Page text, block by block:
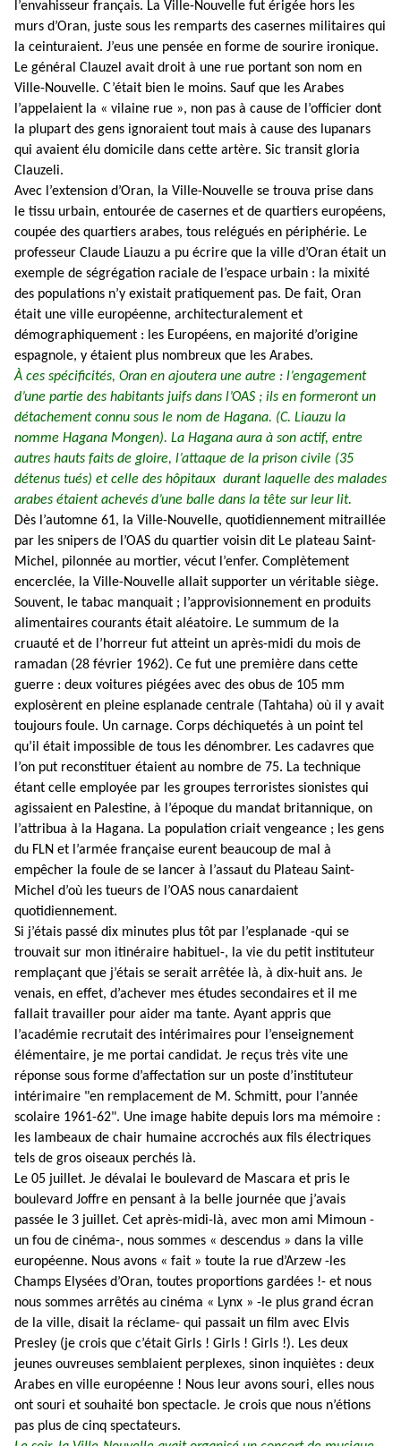
l’envahisseur français. La Ville-Nouvelle fut érigée hors les
murs d’Oran, juste sous les remparts des casernes militaires qui
la ceinturaient. J’eus une pensée en forme de sourire ironique.
Le général Clauzel avait droit à une rue portant son nom en
Ville-Nouvelle. C’était bien le moins. Sauf que les Arabes
l’appelaient la « vilaine rue », non pas à cause de l’officier dont
la plupart des gens ignoraient tout mais à cause des lupanars
qui avaient élu domicile dans cette artère. Sic transit gloria
Clauzeli.
Avec l’extension d’Oran, la Ville-Nouvelle se trouva prise dans
le tissu urbain, entourée de casernes et de quartiers européens,
coupée des quartiers arabes, tous relégués en périphérie. Le
professeur Claude Liauzu a pu écrire que la ville d’Oran était un
exemple de ségrégation raciale de l’espace urbain : la mixité
des populations n’y existait pratiquement pas. De fait, Oran
était une ville européenne, architecturalement et
démographiquement : les Européens, en majorité d’origine
espagnole, y étaient plus nombreux que les Arabes.
À ces spécificités, Oran en ajoutera une autre : l’engagement
d’une partie des habitants juifs dans l’OAS ; ils en formeront un
détachement connu sous le nom de Hagana. (C. Liauzu la
nomme Hagana Mongen). La Hagana aura à son actif, entre
autres hauts faits de gloire, l’attaque de la prison civile (35
détenus tués) et celle des hôpitaux durant laquelle des malades
arabes étaient achevés d’une balle dans la tête sur leur lit.
Dès l’automne 61, la Ville-Nouvelle, quotidiennement mitraillée
par les snipers de l’OAS du quartier voisin dit Le plateau Saint-
Michel, pilonnée au mortier, vécut l’enfer. Complètement
encerclée, la Ville-Nouvelle allait supporter un véritable siège.
Souvent, le tabac manquait ; l’approvisionnement en produits
alimentaires courants était aléatoire. Le summum de la
cruauté et de l’horreur fut atteint un après-midi du mois de
ramadan (28 février 1962). Ce fut une première dans cette
guerre : deux voitures piégées avec des obus de 105 mm
explosèrent en pleine esplanade centrale (Tahtaha) où il y avait
toujours foule. Un carnage. Corps déchiquetés à un point tel
qu’il était impossible de tous les dénombrer. Les cadavres que
l’on put reconstituer étaient au nombre de 75. La technique
étant celle employée par les groupes terroristes sionistes qui
agissaient en Palestine, à l’époque du mandat britannique, on
l’attribua à la Hagana. La population criait vengeance ; les gens
du FLN et l’armée française eurent beaucoup de mal à
empêcher la foule de se lancer à l’assaut du Plateau Saint-
Michel d’où les tueurs de l’OAS nous canardaient
quotidiennement.
Si j’étais passé dix minutes plus tôt par l’esplanade -qui se
trouvait sur mon itinéraire habituel-, la vie du petit instituteur
remplaçant que j’étais se serait arrêtée là, à dix-huit ans. Je
venais, en effet, d’achever mes études secondaires et il me
fallait travailler pour aider ma tante. Ayant appris que
l’académie recrutait des intérimaires pour l’enseignement
élémentaire, je me portai candidat. Je reçus très vite une
réponse sous forme d’affectation sur un poste d’instituteur
intérimaire "en remplacement de M. Schmitt, pour l’année
scolaire 1961-62". Une image habite depuis lors ma mémoire :
les lambeaux de chair humaine accrochés aux fils électriques
tels de gros oiseaux perchés là.
Le 05 juillet. Je dévalai le boulevard de Mascara et pris le
boulevard Joffre en pensant à la belle journée que j’avais
passée le 3 juillet. Cet après-midi-là, avec mon ami Mimoun -
un fou de cinéma-, nous sommes « descendus » dans la ville
européenne. Nous avons « fait » toute la rue d’Arzew -les
Champs Elysées d’Oran, toutes proportions gardées !- et nous
nous sommes arrêtés au cinéma « Lynx » -le plus grand écran
de la ville, disait la réclame- qui passait un film avec Elvis
Presley (je crois que c’était Girls ! Girls ! Girls !). Les deux
jeunes ouvreuses semblaient perplexes, sinon inquiètes : deux
Arabes en ville européenne ! Nous leur avons souri, elles nous
ont souri et souhaité bon spectacle. Je crois que nous n’étions
pas plus de cinq spectateurs.